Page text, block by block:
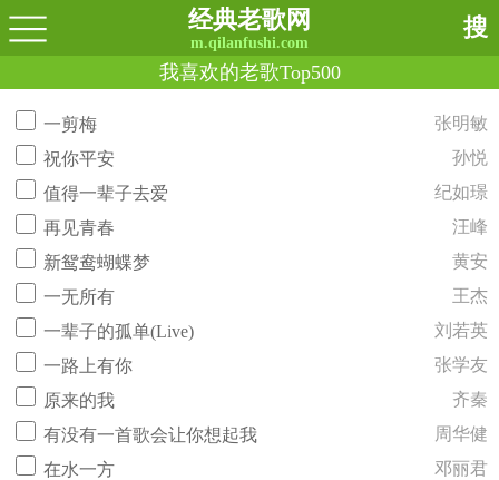
经典老歌网
m.qilanfushi.com
搜
我喜欢的老歌Top500
一剪梅
张明敏
祝你平安
孙悦
值得一辈子去爱
纪如璟
再见青春
汪峰
新鸳鸯蝴蝶梦
黄安
一无所有
王杰
一辈子的孤单(Live)
刘若英
一路上有你
张学友
原来的我
齐秦
有没有一首歌会让你想起我
周华健
在水一方
邓丽君